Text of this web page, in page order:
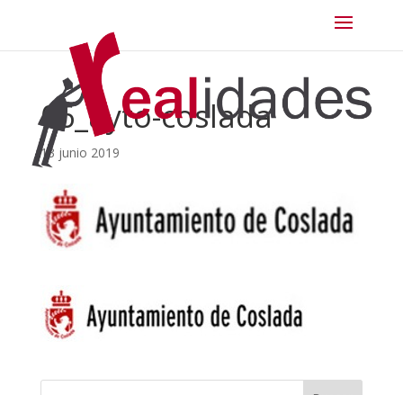
06_ayto-coslada
13 junio 2019